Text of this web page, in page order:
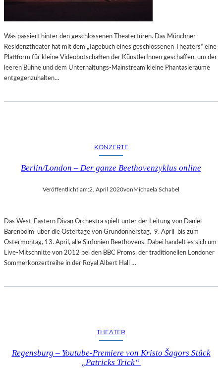
Was passiert hinter den geschlossenen Theatertüren. Das Münchner
Residenztheater hat mit dem „Tagebuch eines geschlossenen Theaters“ eine
Plattform für kleine Videobotschaften der KünstlerInnen geschaffen, um der
leeren Bühne und dem Unterhaltungs-Mainstream kleine Phantasieräume
entgegenzuhalten…
KONZERTE
Berlin/London – Der ganze Beethovenzyklus online
Veröffentlicht am:2. April 2020von Michaela Schabel
Das West-Eastern Divan Orchestra spielt unter der Leitung von Daniel
Barenboim über die Ostertage von Gründonnerstag, 9. April bis zum
Ostermontag, 13. April, alle Sinfonien Beethovens. Dabei handelt es sich um
Live-Mitschnitte von 2012 bei den BBC Proms, der traditionellen Londoner
Sommerkonzertreihe in der Royal Albert Hall …
THEATER
Regensburg – Youtube-Premiere von Kristo Šagors Stück
„Patricks Trick“